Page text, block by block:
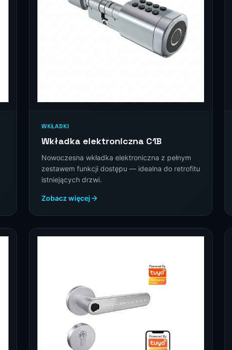
WKŁADKI
Wkładka elektroniczna C1B
Nowoczesna wkładka elektroniczna z pełnym
zestawem funkcji dostępu — idealna do retrofitu
istniejących drzwi.
Zobacz więcej